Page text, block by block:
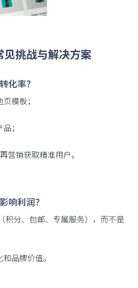
挑战与解决方案
化率？
模板；
；
营销获取精准用户。
响利润？
（积分、包邮、专属服务），而不是
品牌价值。